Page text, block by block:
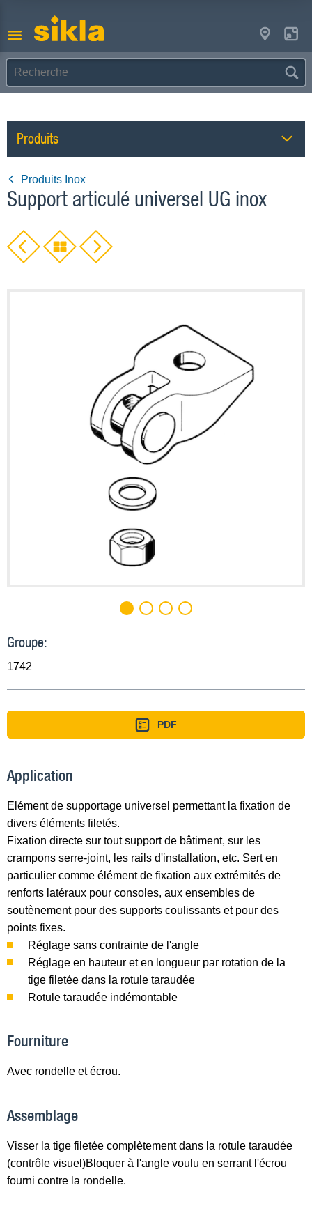
Produits
Produits Inox
Support articulé universel UG inox
Groupe:
1742
PDF
Application
Elément de supportage universel permettant la fixation de
divers éléments filetés.
Fixation directe sur tout support de bâtiment, sur les
crampons serre-joint, les rails d'installation, etc. Sert en
particulier comme élément de fixation aux extrémités de
renforts latéraux pour consoles, aux ensembles de
soutènement pour des supports coulissants et pour des
points fixes.
Réglage sans contrainte de l'angle
Réglage en hauteur et en longueur par rotation de la
tige filetée dans la rotule taraudée
Rotule taraudée indémontable
Fourniture
Avec rondelle et écrou.
Assemblage
Visser la tige filetée complètement dans la rotule taraudée
(contrôle visuel)Bloquer à l'angle voulu en serrant l'écrou
fourni contre la rondelle.